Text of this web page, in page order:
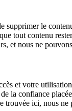
supprimer le
tout contenu
et nous ne
et votre
la confiance
trouvée ici, nous